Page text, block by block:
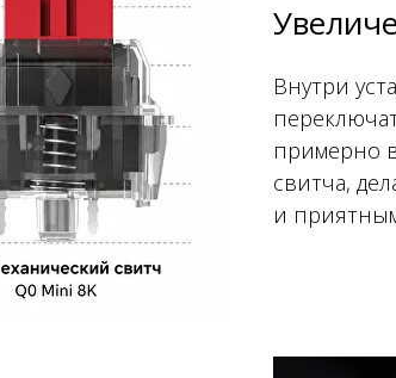
Внутри
примерно
свитча,
и